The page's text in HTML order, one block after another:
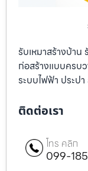
รับเหมาสร้างบ้าน
ก่อสร้างแบบครบ
ระบบไฟฟ้า ประป
ติดต่อเรา
โทร คลิก
099-